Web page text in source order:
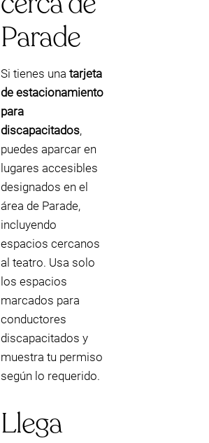
Parade
Si tienes una tarjeta
de estacionamiento
para
discapacitados,
puedes aparcar en
lugares accesibles
designados en el
área de Parade,
incluyendo
espacios cercanos
al teatro. Usa solo
los espacios
marcados para
conductores
discapacitados y
muestra tu permiso
según lo requerido.
Llega